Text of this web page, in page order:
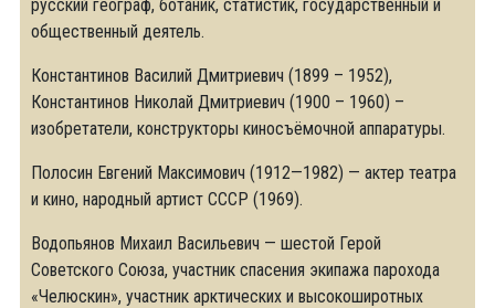
русский географ, ботаник, статистик, государственный и
общественный деятель.
Константинов Василий Дмитриевич (1899 – 1952),
Константинов Николай Дмитриевич (1900 – 1960) –
изобретатели, конструкторы киносъёмочной аппаратуры.
Полосин Евгений Максимович (1912—1982) — актер театра
и кино, народный артист СССР (1969).
Водопьянов Михаил Васильевич — шестой Герой
Советского Союза, участник спасения экипажа парохода
«Челюскин», участник арктических и высокоширотных